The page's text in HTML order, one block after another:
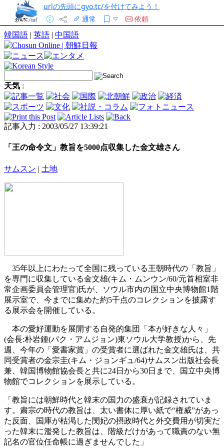
urlの先頭にgyo.tc/を付けてみよう！
通常
依頼